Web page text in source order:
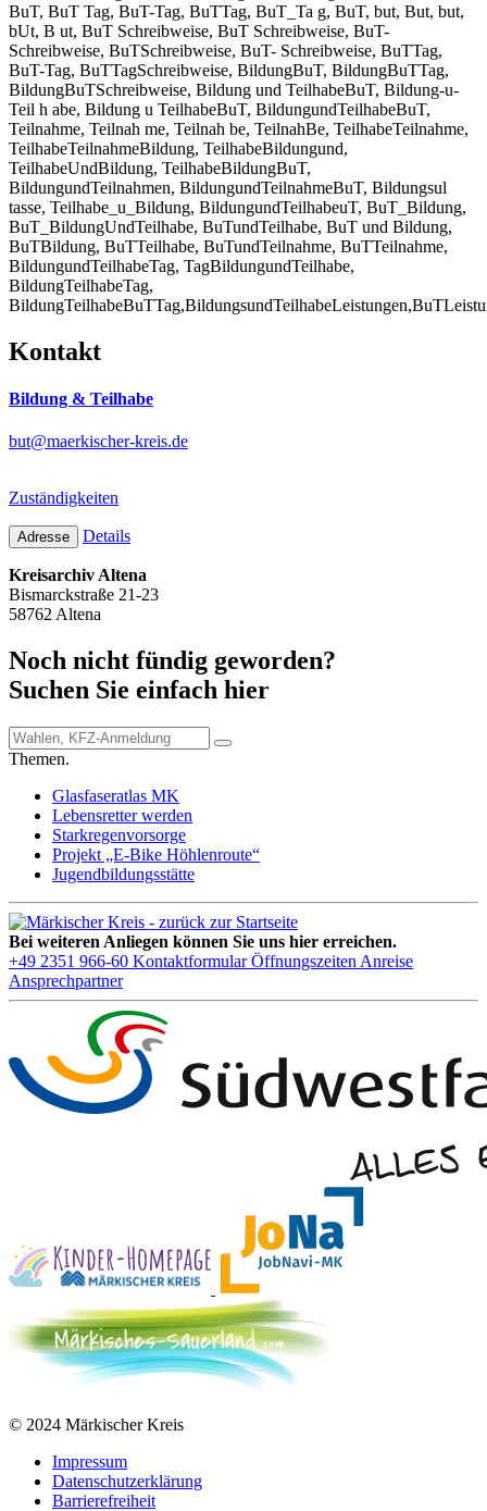
BuT, BuT Tag, BuT-Tag, BuTTag, BuT_Ta g, BuT, but, But, but,
bUt, B ut, BuT Schreibweise, BuT Schreibweise, BuT-
Schreibweise, BuTSchreibweise, BuT- Schreibweise, BuTTag,
BuT-Tag, BuTTagSchreibweise, BildungBuT, BildungBuTTag,
BildungBuTSchreibweise, Bildung und TeilhabeBuT, Bildung-u-
Teil h abe, Bildung u TeilhabeBuT, BildungundTeilhabeBuT,
Teilnahme, Teilnah me, Teilnah be, TeilnahBe, TeilhabeTeilnahme,
TeilhabeTeilnahmeBildung, TeilhabeBildungund,
TeilhabeUndBildung, TeilhabeBildungBuT,
BildungundTeilnahmen, BildungundTeilnahmeBuT, Bildungsul
tasse, Teilhabe_u_Bildung, BildungundTeilhabeuT, BuT_Bildung,
BuT_BildungUndTeilhabe, BuTundTeilhabe, BuT und Bildung,
BuTBildung, BuTTeilhabe, BuTundTeilnahme, BuTTeilnahme,
BildungundTeilhabeTag, TagBildungundTeilhabe,
BildungTeilhabeTag,
Kontakt
Bildung & Teilhabe
but@maerkischer-kreis.de
Zuständigkeiten
Adresse Details
Kreisarchiv Altena
Bismarckstraße 21-23
58762 Altena
Noch nicht fündig geworden?
Suchen Sie einfach hier
Themen.
Glasfaseratlas MK
Lebensretter werden
Starkregenvorsorge
Projekt „E-Bike Höhlenroute“
Jugendbildungsstätte
Bei weiteren Anliegen können Sie uns hier erreichen.
+49 2351 966-60 Kontaktformular Öffnungszeiten Anreise
Ansprechpartner
© 2024 Märkischer Kreis
Impressum
Datenschutzerklärung
Barrierefreiheit